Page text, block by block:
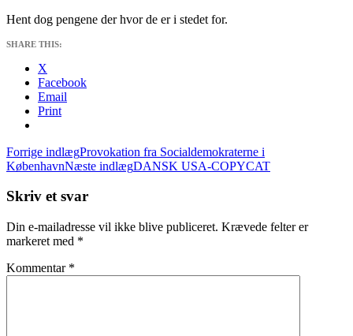
Hent dog pengene der hvor de er i stedet for.
SHARE THIS:
X
Facebook
Email
Print
Indlægsnavigation
Forrige indlægProvokation fra Socialdemokraterne i
KøbenhavnNæste indlægDANSK USA-COPYCAT
Skriv et svar
Din e-mailadresse vil ikke blive publiceret. Krævede felter er
markeret med *
Kommentar *